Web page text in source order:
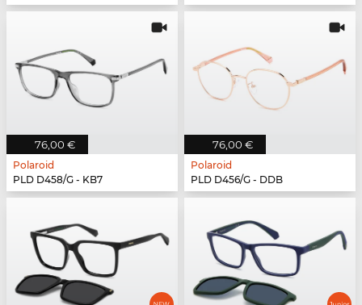
76,00 €
Polaroid
PLD D458/G - KB7
76,00 €
Polaroid
PLD D456/G - DDB